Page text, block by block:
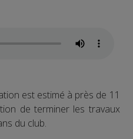
est estimé à près de 11
de terminer les travaux
du club.